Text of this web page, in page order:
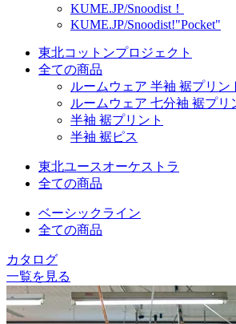
KUME.JP/Snoodist！
KUME.JP/Snoodist!"Pocket"
東北コットンプロジェクト
全ての商品
ルームウェア 半袖 裾プリン
ルームウェア 七分袖 裾プリ
半袖 裾プリント
半袖 裾ピス
東北ユースオーケストラ
全ての商品
ベーシックライン
全ての商品
カタログ
一覧を見る